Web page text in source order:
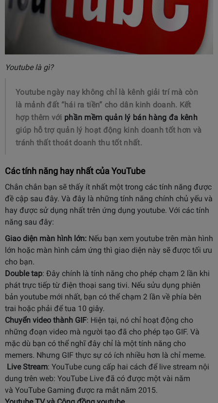
Youtube là gì?
Youtube ngày nay không chỉ là kênh giải trí mà còn
là mảnh đất “hái ra tiền” cho dân kinh doanh. Kết
hợp thêm với phần mềm quản lý bán hàng đa kênh
giúp hỗ trợ quản lý hoạt động kinh doanh tốt hơn và
tránh thất thoát doanh thu tốt nhất.
Các tính năng hay nhất của YouTube
Chắn chắn bạn sẽ thấy ít nhất một trong các tính năng được
đề cập sau đây. Và đây là những tính năng chính chủ yếu và
hay được sử dụng nhất trên ứng dụng youtube. Với các tính
năng sau đây:
Giao diện màn hình lớn: Nếu bạn xem youtube trên màn hình
lớn hoặc màn hình cảm ứng thì giao diện này sẽ được tối ưu
cho bạn.
Double tap: Đây chính là tính năng cho phép chạm 2 lần khi
phát trực tiếp từ điện thoại sang tivi. Nếu sửu dụng phiên
bản youtube mới nhất, bạn có thể chạm 2 lần về phía bên
trai hoặc phải để tua 10 giây.
Chuyển video thành GIF: Hiện tại, nó chỉ hoạt động cho
những đoạn video mà người tạo đã cho phép tạo GIF. Và
mặc dù bạn có thể nghĩ đây chỉ là một tính năng cho
memers. Nhưng GIF thực sự có ích nhiều hơn là chỉ meme.
Live Stream: YouTube cung cấp hai cách để live stream nội
dung trên web: YouTube Live đã có được một vài năm
và YouTube Gaming được ra mắt năm 2015.